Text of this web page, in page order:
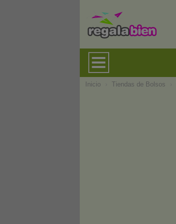
Inicio Tiendas de Bolsos